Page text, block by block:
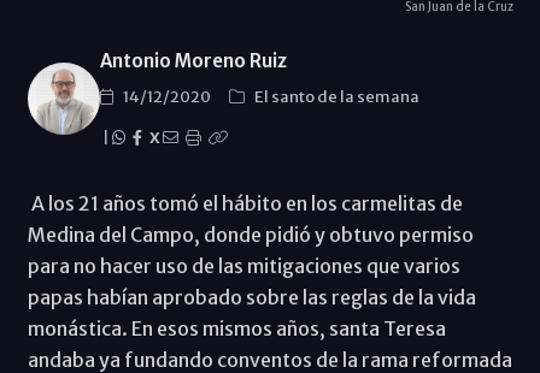
San Juan de la Cruz
Antonio Moreno Ruiz
14/12/2020
El santo de la semana
X
A los 21 años tomó el hábito en los carmelitas de
Medina del Campo, donde pidió y obtuvo permiso
para no hacer uso de las mitigaciones que varios
papas habían aprobado sobre las reglas de la vida
monástica. En esos mismos años, santa Teresa
andaba ya fundando conventos de la rama reformada